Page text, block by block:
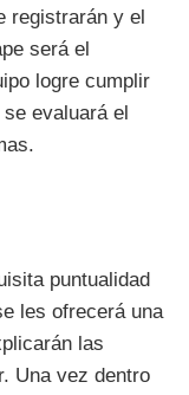
registrarán y el
será el
logre cumplir
evaluará el
puntualidad
les ofrecerá una
las
Una vez dentro